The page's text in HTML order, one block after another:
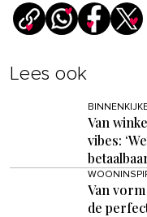
Lees ook
Van
vibes:
Van
de